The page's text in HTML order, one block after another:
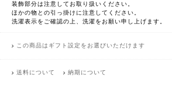
装飾部分は注意してお取り扱いください。
ほかの物との引っ掛けに注意してください。
洗濯表示をご確認の上、洗濯をお願い申し上げます。
この商品はギフト設定をお選びいただけます
送料について 納期について